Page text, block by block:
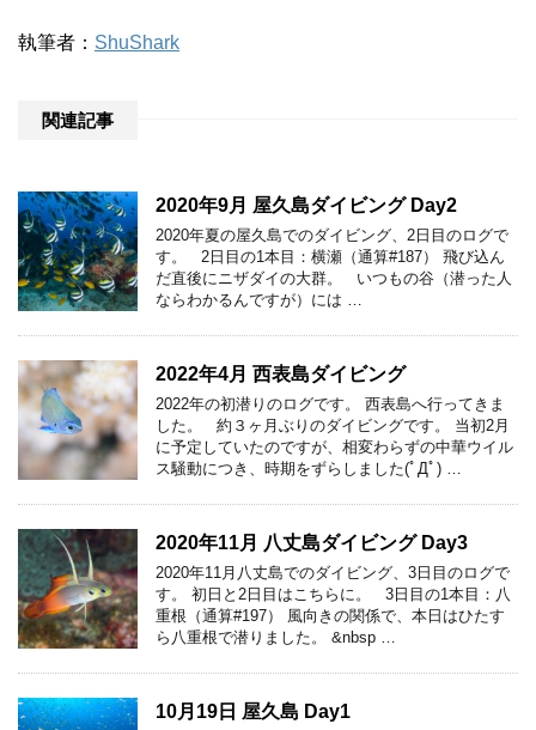
執筆者： ShuShark
関連記事
2020年9月 屋久島ダイビング Day2
2020年夏の屋久島でのダイビング、2日目のログで
す。 2日目の1本目：横瀬（通算#187） 飛び込ん
だ直後にニザダイの大群。 いつもの谷（潜った人
ならわかるんですが）には …
2022年4月 西表島ダイビング
2022年の初潜りのログです。 西表島へ行ってきま
した。 約３ヶ月ぶりのダイビングです。 当初2月
に予定していたのですが、相変わらずの中華ウイル
ス騒動につき、時期をずらしました(ﾟДﾟ) …
2020年11月 八丈島ダイビング Day3
2020年11月八丈島でのダイビング、3日目のログで
す。 初日と2日目はこちらに。 3日目の1本目：八
重根（通算#197） 風向きの関係で、本日はひたす
ら八重根で潜りました。 &nbsp …
10月19日 屋久島 Day1